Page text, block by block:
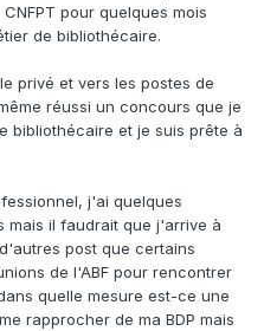
pour quelques mois
de bibliothécaire.
privé et vers les postes de
réussi un concours que je
bibliothécaire et je suis prête à
j'ai quelques
mais il faudrait que j'arrive à
post que certains
de l'ABF pour rencontrer
quelle mesure est-ce une
rapprocher de ma BDP mais